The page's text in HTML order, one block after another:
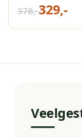
378,-329,-